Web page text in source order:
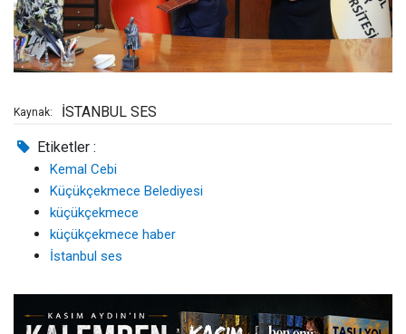
Kaynak: İSTANBUL SES
Etiketler :
Kemal Cebi
Küçükçekmece Belediyesi
küçükçekmece
küçükçekmece haber
İstanbul ses